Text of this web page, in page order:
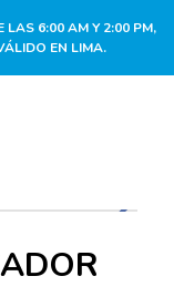
LAS 6:00 AM Y 2:00 PM,
EN LIMA.